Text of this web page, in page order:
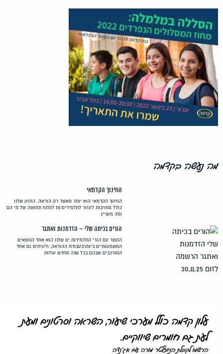
מה נעשה בקדמה
החינוך הקדמאי
החינוך הקדמאי הוא יותר מאשר רק הוראה. החזון שלנו
כולל מחויבות לעזור לתלמידים/ות לפתח תחושה של מי הם
ומה מעניין
הורים בכיתה שלי – הזדמנות ואתגר
הקשר עם הורי התלמידות.ים שלנו הוא אחד הנושאים
המשמעותיים ביותרבעבודת ההוראה, ולעיתים גם אחד
המורכבים שבהם.בכל שנה מחדש עולות
עלון קדמה כולל מערכי שיעור, השראה וסרטונים ומעת
לעת גם חומרים שיווקיים.
הרשמו לקבלת הניוזלטר מורה עם אג'נדה